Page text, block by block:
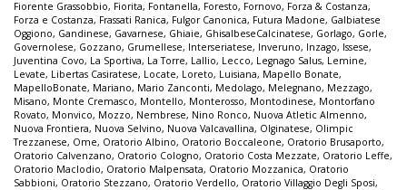
Fiorente Grassobbio, Fiorita, Fontanella, Foresto, Fornovo, Forza & Costanza,
Forza e Costanza, Frassati Ranica, Fulgor Canonica, Futura Madone, Galbiatese
Oggiono, Gandinese, Gavarnese, Ghiaie, GhisalbeseCalcinatese, Gorlago, Gorle,
Governolese, Gozzano, Grumellese, Interseriatese, Inveruno, Inzago, Issese,
Juventina Covo, La Sportiva, La Torre, Lallio, Lecco, Legnago Salus, Lemine,
Levate, Libertas Casiratese, Locate, Loreto, Luisiana, Mapello Bonate,
MapelloBonate, Mariano, Mario Zanconti, Medolago, Melegnano, Mezzago,
Misano, Monte Cremasco, Montello, Monterosso, Montodinese, Montorfano
Rovato, Monvico, Mozzo, Nembrese, Nino Ronco, Nuova Atletic Almenno,
Nuova Frontiera, Nuova Selvino, Nuova Valcavallina, Olginatese, Olimpic
Trezzanese, Ome, Oratorio Albino, Oratorio Boccaleone, Oratorio Brusaporto,
Oratorio Calvenzano, Oratorio Cologno, Oratorio Costa Mezzate, Oratorio Leffe,
Oratorio Maclodio, Oratorio Malpensata, Oratorio Mozzanica, Oratorio
Sabbioni, Oratorio Stezzano, Oratorio Verdello, Oratorio Villaggio Degli Sposi,